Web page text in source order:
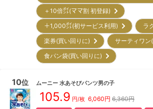
＋10倍㌽(ママ割 初登録)
＋1,000㌽(初サービス利用)
ラ
楽券(買い回りに)
サーティワ
食パン袋(買い回りに)
10位 ムーニー 水あそびパンツ男の子
105.9 円/枚 6,060円 6,360円